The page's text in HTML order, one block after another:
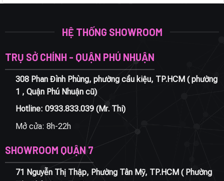
HỆ THỐNG SHOWROOM
TRỤ SỞ CHÍNH - QUẬN PHÚ NHUẬN
308 Phan Đình Phùng, phường cầu kiệu, TP.HCM ( phường
1 , Quận Phú Nhuận cũ)
Hotline: 0933.833.039(Mr. Thi)
Mở cửa: 8h-22h
SHOWROOM QUẬN 7
71 Nguyễn Thị Thập, Phường Tân Mỹ, TP.HCM ( Phường